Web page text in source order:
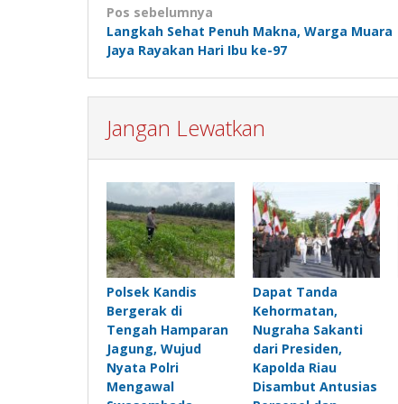
Navigasi
pos
Pos sebelumnya
Langkah Sehat Penuh Makna, Warga Muara
Jaya Rayakan Hari Ibu ke-97
Jangan Lewatkan
Polsek Kandis
Bergerak di
Tengah Hamparan
Jagung, Wujud
Nyata Polri
Mengawal
Dapat Tanda
Kehormatan,
Nugraha Sakanti
dari Presiden,
Kapolda Riau
Disambut Antusias